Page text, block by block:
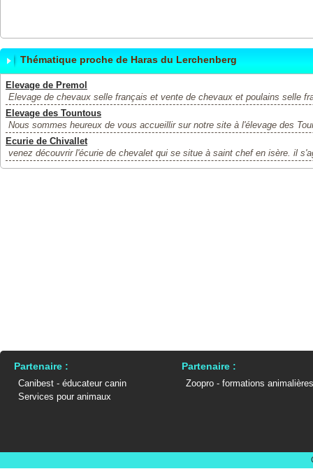
Thématique proche de Haras du Lerchenberg
Elevage de Premol
Elevage de chevaux selle français et vente de chevaux et poulains selle
Elevage des Tountous
Nous sommes heureux de vous accueillir sur notre site à l'élevage des
Ecurie de Chivallet
venez découvrir l'écurie de chevalet qui se situe à saint chef en isère. il
Partenaire :
Canibest - éducateur canin
Services pour animaux
Partenaire :
Zoopro - formations animalières